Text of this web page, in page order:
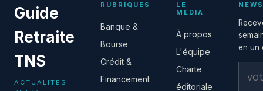
Guide
Retraite
TNS
ACTUALITÉS
RUBRIQUES
Banque &
Bourse
Crédit &
Financement
LE
MÉDIA
À propos
L'équipe
Charte
éditoriale
en un